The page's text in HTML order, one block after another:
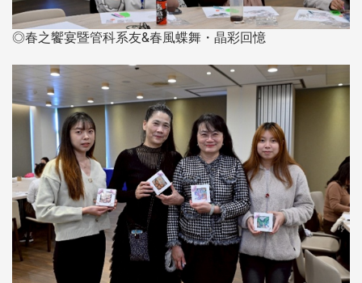
◎春之饗宴暨管科系友&春風蝶舞・晶彩回憶